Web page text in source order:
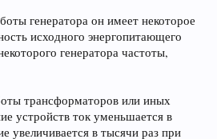
генератора он имеет некоторое
исходного энергопитающего
генератора частоты,
трансформаторов или иных
устройств ток уменьшается в
увеличивается в тысячи раз при